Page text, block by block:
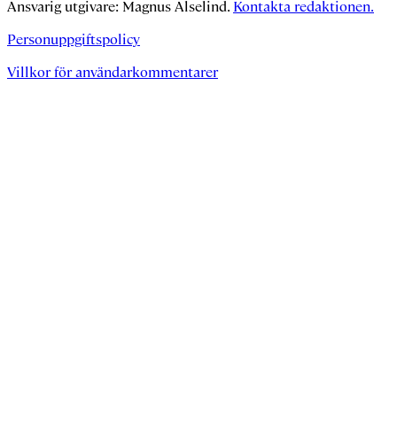
Ansvarig utgivare: Magnus Alselind. Kontakta redaktionen.
Personuppgiftspolicy
Villkor för användarkommentarer